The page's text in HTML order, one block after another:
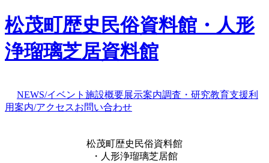
松茂町歴史民俗資料館・人形
浄瑠璃芝居資料館
NEWS/イベント 施設概要展示案内調査・研究教育支援利
用案内/アクセスお問い合わせ
松茂町歴史民俗資料館
・人形浄瑠璃芝居館